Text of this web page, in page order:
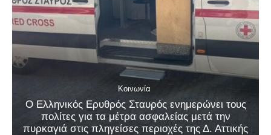
Κοινωνία
Ο Ελληνικός Ερυθρός Σταυρός ενημερώνει τους
πολίτες για τα μέτρα ασφαλείας μετά την
πυρκαγιά στις πληγείσες περιοχές της Δ. Αττικής